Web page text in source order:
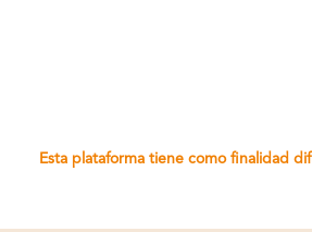
Esta plataforma tiene como finalidad